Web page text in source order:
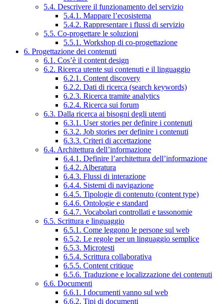
5.4. Descrivere il funzionamento del servizio
5.4.1. Mappare l’ecosistema
5.4.2. Rappresentare i flussi di servizio
5.5. Co-progettare le soluzioni
5.5.1. Workshop di co-progettazione
6. Progettazione dei contenuti
6.1. Cos’è il content design
6.2. Ricerca utente sui contenuti e il linguaggio
6.2.1. Content discovery
6.2.2. Dati di ricerca (search keywords)
6.2.3. Ricerca tramite analytics
6.2.4. Ricerca sui forum
6.3. Dalla ricerca ai bisogni degli utenti
6.3.1. User stories per definire i contenuti
6.3.2. Job stories per definire i contenuti
6.3.3. Criteri di accettazione
6.4. Architettura dell’informazione
6.4.1. Definire l’architettura dell’informazione
6.4.2. Alberatura
6.4.3. Flussi di interazione
6.4.4. Sistemi di navigazione
6.4.5. Tipologie di contenuto (content type)
6.4.6. Ontologie e standard
6.4.7. Vocabolari controllati e tassonomie
6.5. Scrittura e linguaggio
6.5.1. Come leggono le persone sul web
6.5.2. Le regole per un linguaggio semplice
6.5.3. Microtesti
6.5.4. Scrittura collaborativa
6.5.5. Content critique
6.5.6. Traduzione e localizzazione dei contenuti
6.6. Documenti
6.6.1. I documenti vanno sul web
6.6.2. Tipi di documenti